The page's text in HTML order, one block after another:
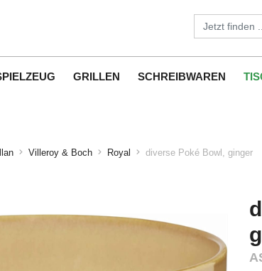
GRILLEN SCHREIBWAREN
Villeroy & Boch Royal diverse Poké Bowl, ginger